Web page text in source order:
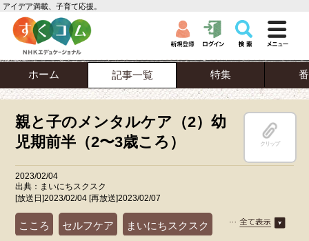
アイデア満載、子育て応援。
ホーム 記事一覧 特集
親と子のメンタルケア（2）幼
児期前半（2〜3歳ころ）
クリップ
2023/02/04
出典：まいにちスクスク
[放送日]2023/02/04 [再放送]2023/02/07
こころ セルフケア まいにちスクスク